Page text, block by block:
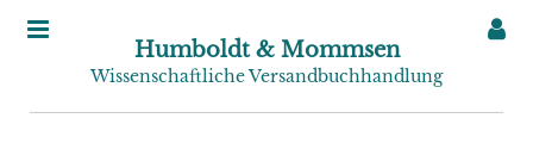
Humboldt & Mommsen
Wissenschaftliche Versandbuchhandlung